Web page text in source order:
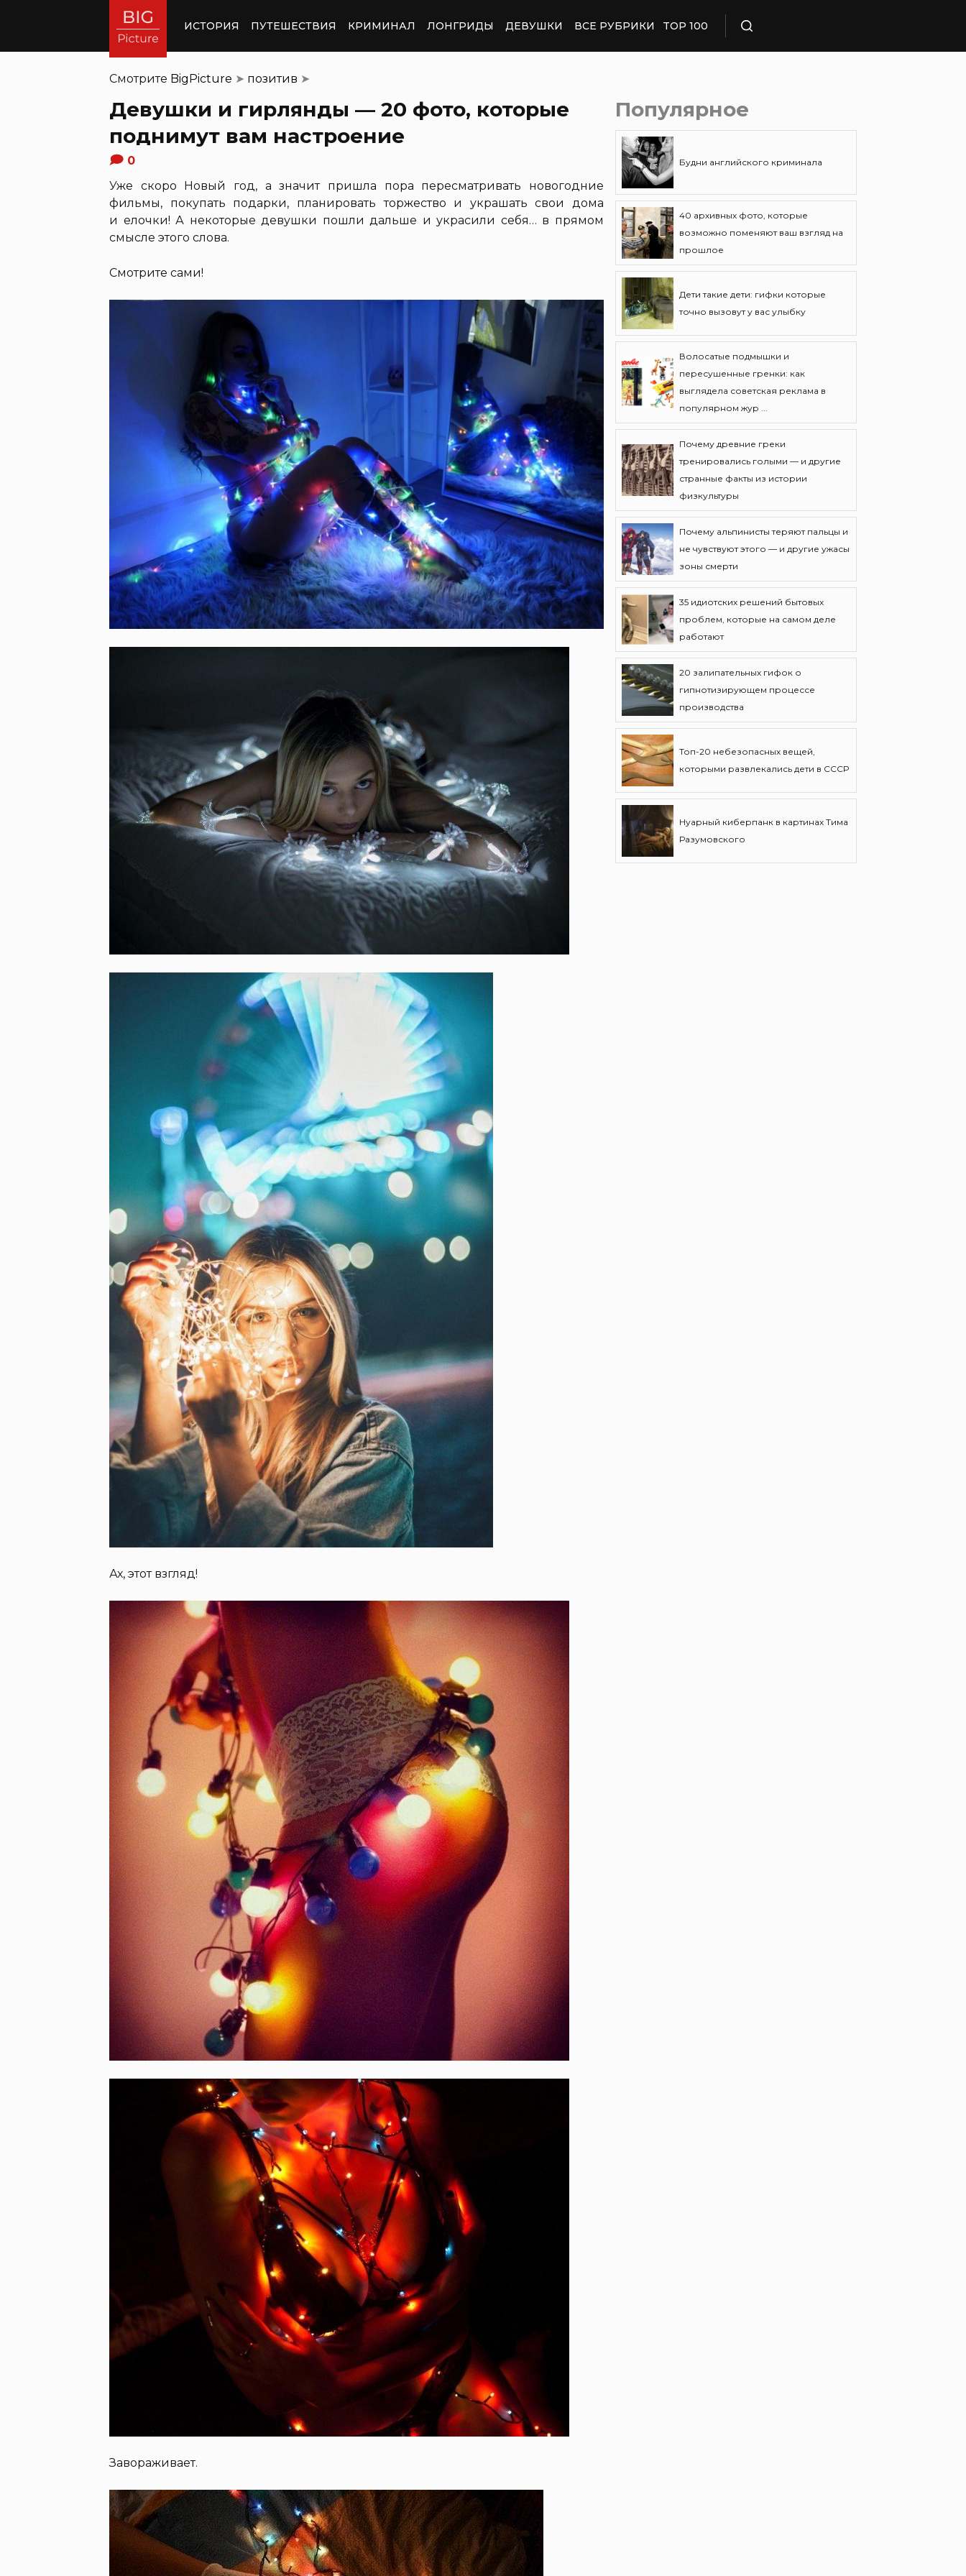
ИСТОРИЯ ПУТЕШЕСТВИЯ КРИМИНАЛ ЛОНГРИДЫ ДЕВУШКИ ВСЕ РУБРИКИ TOP 100
Смотрите BigPicture ➤ позитив ➤
Девушки и гирлянды — 20 фото, которые
поднимут вам настроение
0
Уже скоро Новый год, а значит пришла пора пересматривать новогодние
фильмы, покупать подарки, планировать торжество и украшать свои дома
и елочки! А некоторые девушки пошли дальше и украсили себя… в прямом
смысле этого слова.
Смотрите сами!
Ах, этот взгляд!
Завораживает.
Популярное
Будни английского криминала
40 архивных фото, которые
возможно поменяют ваш взгляд на
прошлое
Дети такие дети: гифки которые
точно вызовут у вас улыбку
Волосатые подмышки и
пересушенные гренки: как
выглядела советская реклама в
популярном жур ...
Почему древние греки
тренировались голыми — и другие
странные факты из истории
физкультуры
Почему альпинисты теряют пальцы и
не чувствуют этого — и другие ужасы
зоны смерти
35 идиотских решений бытовых
проблем, которые на самом деле
работают
20 залипательных гифок о
гипнотизирующем процессе
производства
Топ-20 небезопасных вещей,
которыми развлекались дети в СССР
Нуарный киберпанк в картинах Тима
Разумовского